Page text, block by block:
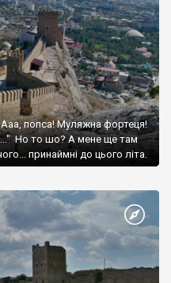
попса! Муляжна фортеця!
Но то шо? А мене ще там
принаймні до цього літа.